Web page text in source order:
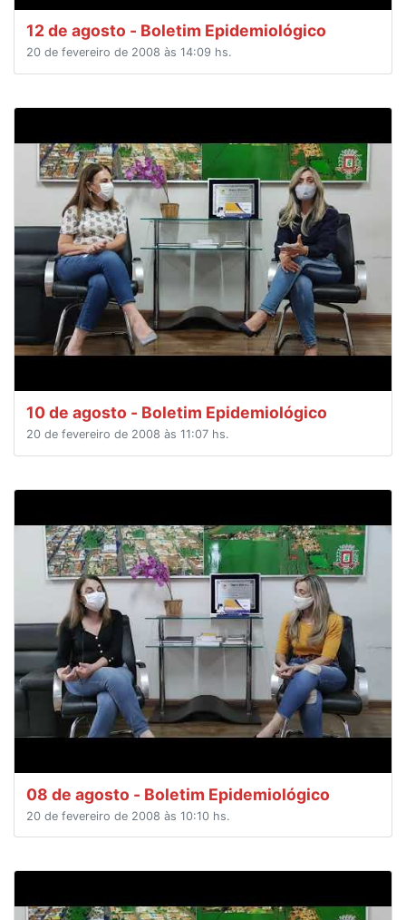
12 de agosto - Boletim Epidemiológico
20 de fevereiro de 2008 às 14:09 hs.
10 de agosto - Boletim Epidemiológico
20 de fevereiro de 2008 às 11:07 hs.
08 de agosto - Boletim Epidemiológico
20 de fevereiro de 2008 às 10:10 hs.